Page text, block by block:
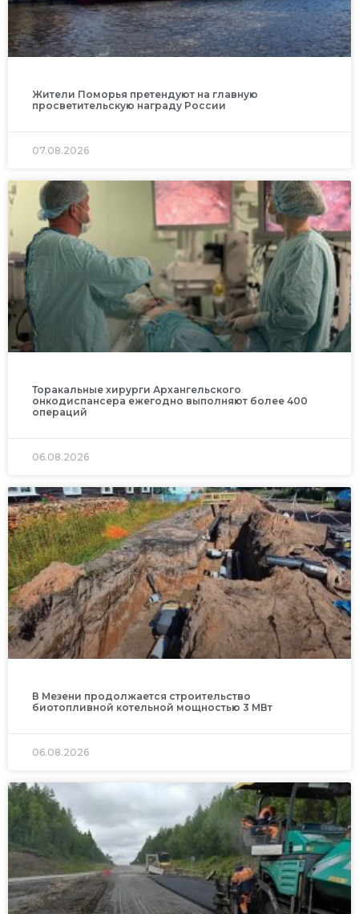
Жители Поморья претендуют на главную
просветительскую награду России
07.08.2026
Торакальные хирурги Архангельского
онкодиспансера ежегодно выполняют более 400
операций
06.08.2026
В Мезени продолжается строительство
биотопливной котельной мощностью 3 МВт
06.08.2026